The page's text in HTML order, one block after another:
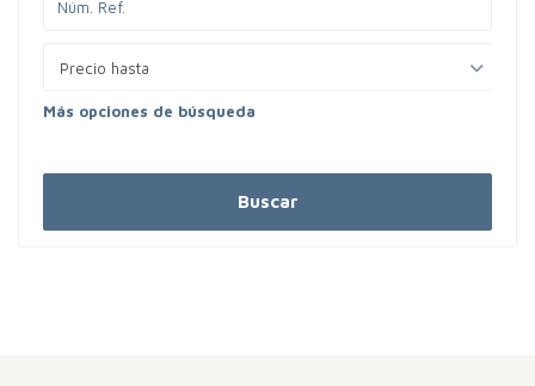
Precio hasta
Más opciones de búsqueda
Buscar